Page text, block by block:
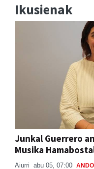
Ikusienak
Junkal Guerrero
Musika
Aiurri abu 05, 07:00